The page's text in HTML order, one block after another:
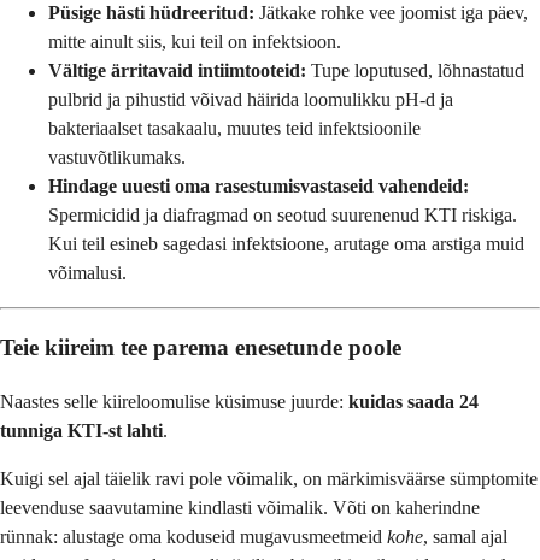
Püsige hästi hüdreeritud: Jätkake rohke vee joomist iga päev,
mitte ainult siis, kui teil on infektsioon.
Vältige ärritavaid intiimtooteid: Tupe loputused, lõhnastatud
pulbrid ja pihustid võivad häirida loomulikku pH-d ja
bakteriaalset tasakaalu, muutes teid infektsioonile
vastuvõtlikumaks.
Hindage uuesti oma rasestumisvastaseid vahendeid:
Spermicidid ja diafragmad on seotud suurenenud KTI riskiga.
Kui teil esineb sagedasi infektsioone, arutage oma arstiga muid
võimalusi.
Teie kiireim tee parema enesetunde poole
Naastes selle kiireloomulise küsimuse juurde: kuidas saada 24
tunniga KTI-st lahti.
Kuigi sel ajal täielik ravi pole võimalik, on märkimisväärse sümptomite
leevenduse saavutamine kindlasti võimalik. Võti on kaherindne
rünnak: alustage oma koduseid mugavusmeetmeid kohe, samal ajal